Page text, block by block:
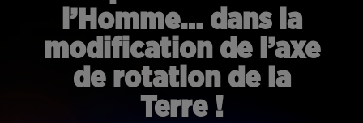
l’Homme… dans la
modification de l’axe
de rotation de la
Terre !